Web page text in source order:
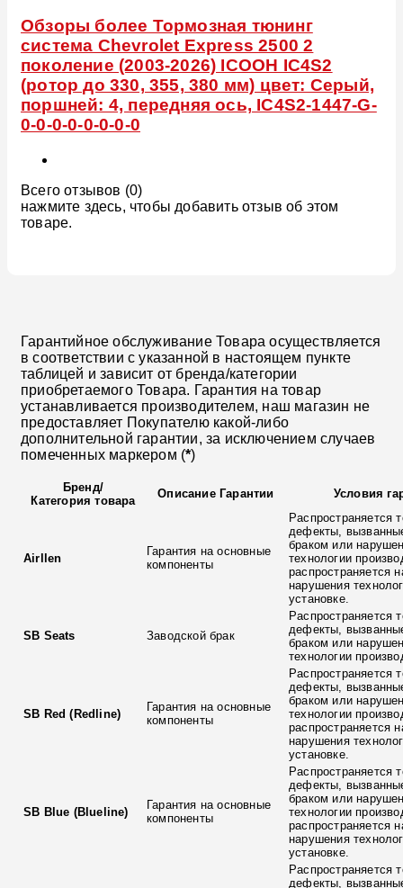
Обзоры более Тормозная тюнинг
система Chevrolet Express 2500 2
поколение (2003-2026) ICOOH IC4S2
(ротор до 330, 355, 380 мм) цвет: Серый,
поршней: 4, передняя ось, IC4S2-1447-G-
0-0-0-0-0-0-0-0
Всего отзывов (0)
нажмите здесь, чтобы добавить отзыв об этом
товаре.
Гарантийное обслуживание Товара осуществляется
в соответствии с указанной в настоящем пункте
таблицей и зависит от бренда/категории
приобретаемого Товара. Гарантия на товар
устанавливается производителем, наш магазин не
предоставляет Покупателю какой-либо
дополнительной гарантии, за исключением случаев
помеченных маркером (*)
Бренд/
Категория товара
Описание Гарантии Условия
Airllen
Гарантия на основные
компоненты
Распространяется
дефекты,
браком или
технологии
распространяется
нарушения
установке.
SB Seats Заводской брак
Распространяется
дефекты,
браком или
технологии
SB Red (Redline)
Гарантия на основные
компоненты
Распространяется
дефекты,
браком или
технологии
распространяется
нарушения
установке.
SB Blue (Blueline)
Гарантия на основные
компоненты
Распространяется
дефекты,
браком или
технологии
распространяется
нарушения
установке.
Распространяется
дефекты,